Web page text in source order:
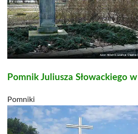
Pomnik Juliusza Słowackiego
Pomniki